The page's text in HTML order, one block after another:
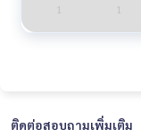
1 1
ติดต่อสอบถามเพิ่มเติม